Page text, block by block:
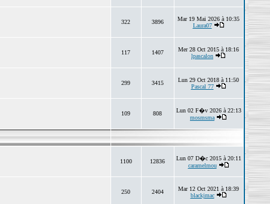
322 3896
Mar 19 Mai 2026 à 10:35
Laura07
117 1407
Mer 28 Oct 2015 à 18:16
lpascalon
299 3415
Lun 29 Oct 2018 à 11:50
Pascal 77
109 808
Lun 02 F�v 2026 à 22:13
mosmsma
1100 12836
Lun 07 D�c 2015 à 20:11
caramelmou
250 2404
Mar 12 Oct 2021 à 18:39
blackjmac